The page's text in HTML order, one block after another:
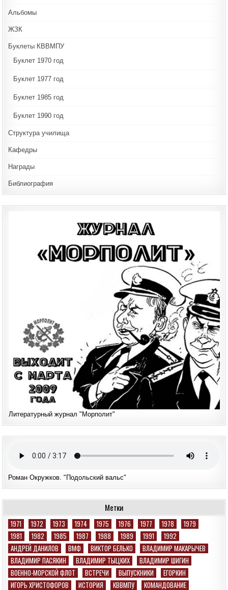
Альбомы
ЖЗК
Буклеты КВВМПУ
Буклет 1970 год
Буклет 1977 год
Буклет 1985 год
Буклет 1990 год
Структура училища
Кафедры
Награды
Библиография
Литературный журнал "Морполит"
Роман Окружков. "Подольский вальс"
Метки
1971 1972 1973 1974 1975 1976 1977 1978
1979
1981
1982 1985 1987 1988 1989 1991
1992
АНДРЕЙ ДАНИЛОВ
ВМФ ВИКТОР БЕЛЬКО
ВЛАДИМИР МАКАРЫЧЕВ
ВЛАДИМИР ПАСЯКИН
ВЛАДИМИР ТЫЦКИХ
ВЛАДИМИР ШИГИН
ВОЕННО-МОРСКОЙ ФЛОТ
ВСТРЕЧИ ВЫПУСКНИКИ
ЕГОРКИН
ИГОРЬ ХРИСТОФОРОВ
ИСТОРИЯ КВВМПУ КОМАНДОВАНИЕ